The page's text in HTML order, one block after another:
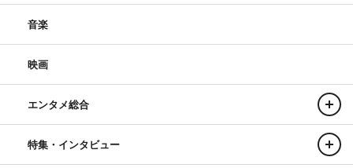
音楽
映画
エンタメ総合
特集・インタビュー